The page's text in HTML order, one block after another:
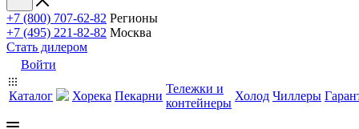
+7 (800) 707-62-82 Регионы
+7 (495) 221-82-82 Москва
Стать дилером
Войти
Каталог Хорека Пекарни
Тележки и
контейнеры
Холод Чиллеры